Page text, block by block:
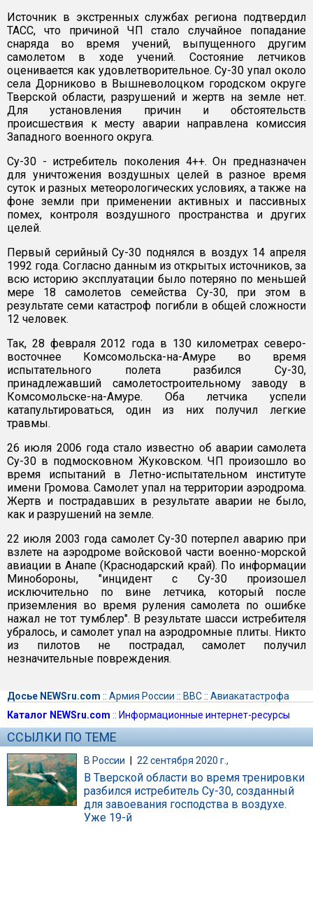
Источник в экстренных службах региона подтвердил
ТАСС, что причиной ЧП стало случайное попадание
снаряда во время учений, выпущенного другим
самолетом в ходе учений. Состояние летчиков
оценивается как удовлетворительное. Су-30 упал около
села Дорниково в Вышневолоцком городском округе
Тверской области, разрушений и жертв на земле нет.
Для установления причин и обстоятельств
происшествия к месту аварии направлена комиссия
Западного военного округа.
Су-30 - истребитель поколения 4++. Он предназначен
для уничтожения воздушных целей в разное время
суток и разных метеорологических условиях, а также на
фоне земли при применении активных и пассивных
помех, контроля воздушного пространства и других
целей.
Первый серийный Су-30 поднялся в воздух 14 апреля
1992 года. Согласно данным из открытых источников, за
всю историю эксплуатации было потеряно по меньшей
мере 18 самолетов семейства Су-30, при этом в
результате семи катастроф погибли в общей сложности
12 человек.
Так, 28 февраля 2012 года в 130 километрах северо-
восточнее Комсомольска-на-Амуре во время
испытательного полета разбился Су-30,
принадлежавший самолетостроительному заводу в
Комсомольске-на-Амуре. Оба летчика успели
катапультироваться, один из них получил легкие
травмы.
26 июля 2006 года стало известно об аварии самолета
Су-30 в подмосковном Жуковском. ЧП произошло во
время испытаний в Летно-испытательном институте
имени Громова. Самолет упал на территории аэродрома.
Жертв и пострадавших в результате аварии не было,
как и разрушений на земле.
22 июля 2003 года самолет Су-30 потерпел аварию при
взлете на аэродроме войсковой части военно-морской
авиации в Анапе (Краснодарский край). По информации
Минобороны, "инцидент с Су-30 произошел
исключительно по вине летчика, который после
приземления во время руления самолета по ошибке
нажал не тот тумблер". В результате шасси истребителя
убралось, и самолет упал на аэродромные плиты. Никто
из пилотов не пострадал, самолет получил
незначительные повреждения.
Досье NEWSru.com :: Армия России :: ВВС:: Авиакатастрофа
Каталог NEWSru.com :: Информационные интернет-ресурсы
ССЫЛКИ ПО ТЕМЕ
В России | 22 сентября 2020 г.,
В Тверской области во время тренировки
разбился истребитель Су-30, созданный
для завоевания господства в воздухе.
Уже 19-й